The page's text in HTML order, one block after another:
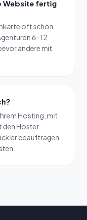
Website fertig
oft schon
6–12
andere mit
Hosting, mit
den Hoster
beauftragen.